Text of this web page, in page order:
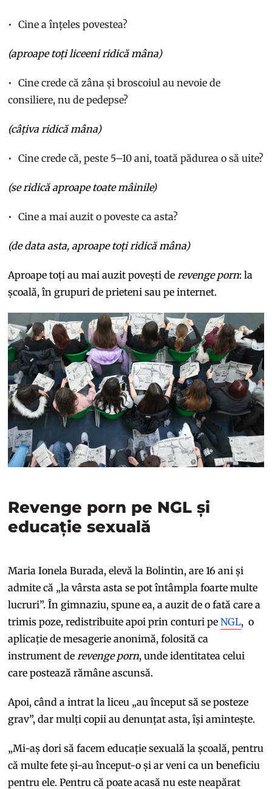
Cine a înțeles povestea?
(aproape toți liceeni ridică mâna)
Cine crede că zâna și broscoiul au nevoie de
consiliere, nu de pedepse?
(câțiva ridică mâna)
Cine crede că, peste 5–10 ani, toată pădurea o să uite?
(se ridică aproape toate mâinile)
Cine a mai auzit o poveste ca asta?
(de data asta, aproape toți ridică mâna)
Aproape toți au mai auzit povești de revenge porn: la
școală, în grupuri de prieteni sau pe internet.
Revenge porn pe NGL și
educație sexuală
Maria Ionela Burada, elevă la Bolintin, are 16 ani și
admite că „la vârsta asta se pot întâmpla foarte multe
lucruri”. În gimnaziu, spune ea, a auzit de o fată care a
trimis poze, redistribuite apoi prin conturi peNGL, o
aplicație de mesagerie anonimă, folosită ca
instrument de revenge porn, unde identitatea celui
care postează rămâne ascunsă.
Apoi, când a intrat la liceu „au început să se posteze
grav”, dar mulți copii au denunțat asta, își amintește.
„Mi-aș dori să facem educație sexuală la școală, pentru
că multe fete și-au început-o și ar veni ca un beneficiu
pentru ele. Pentru că poate acasă nu este neapărat